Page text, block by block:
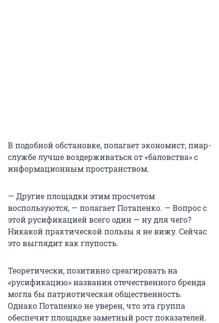
В подобной обстановке, полагает экономист, пиар-
службе лучше воздерживаться от «баловства» с
информационным пространством.
— Другие площадки этим просчетом
воспользуются, — полагает Потапенко. — Вопрос с
этой русификацией всего один — ну для чего?
Никакой практической пользы я не вижу. Сейчас
это выглядит как глупость.
Теоретически, позитивно среагировать на
«русификацию» названия отечественного бренда
могла бы патриотическая общественность.
Однако Потапенко не уверен, что эта группа
обеспечит площадке заметный рост показателей.